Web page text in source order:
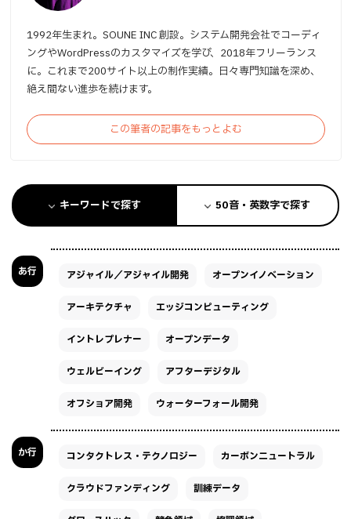
1992年生まれ。SOUNE INC 創設。システム開発会社でコーディ
ングやWordPressのカスタマイズを学び、2018年フリーランス
に。これまで200サイト以上の制作実績。日々専門知識を深め、
絶え間ない進歩を続けます。
この筆者の記事をもっとよむ
キーワードで探す 50音・英数字で探す
あ行 アジャイル／アジャイル開発 オープンイノベーション
アーキテクチャ エッジコンピューティング
イントレプレナー オープンデータ
ウェルビーイング アフターデジタル
オフショア開発 ウォーターフォール開発
か行 コンタクトレス・テクノロジー カーボンニュートラル
クラウドファンディング 訓練データ